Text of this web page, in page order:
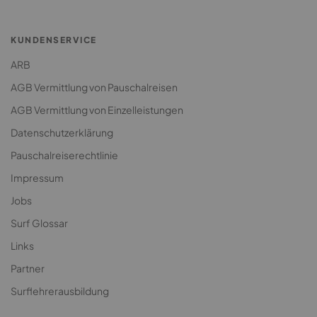
KUNDENSERVICE
ARB
AGB Vermittlung von Pauschalreisen
AGB Vermittlung von Einzelleistungen
Datenschutzerklärung
Pauschalreiserechtlinie
Impressum
Jobs
Surf Glossar
Links
Partner
Surflehrerausbildung